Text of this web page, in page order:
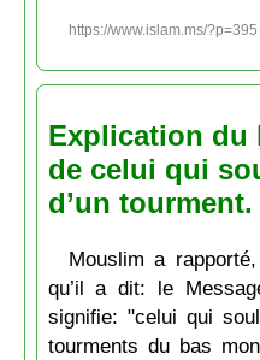
https://www.islam.ms/?p=395
Explication du
de celui qui
d’un tourment.
Mouslim a
qu’il a dit: le
signifie: "celui qui
tourments du bas